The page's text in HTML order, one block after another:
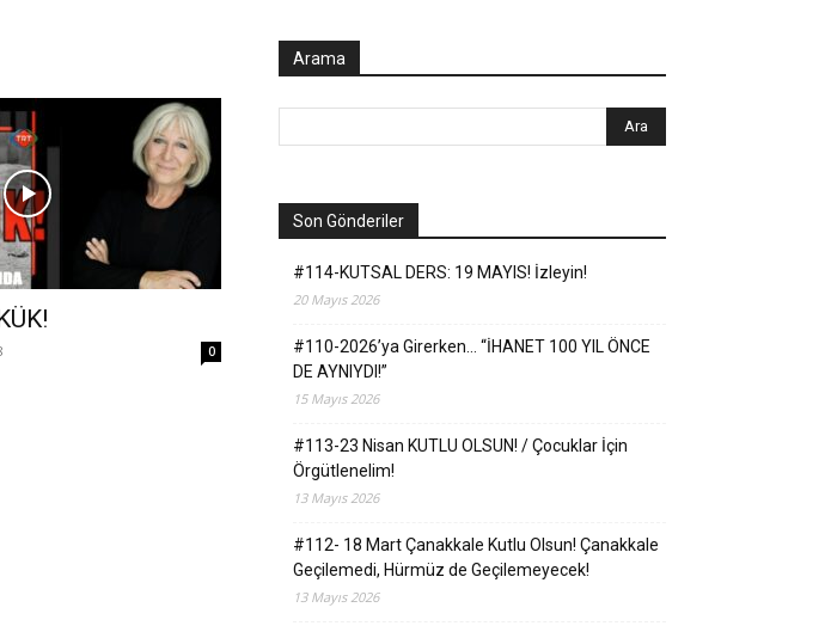
Avar
0
Arama
Son Gönderiler
#114-KUTSAL DERS: 19 MAYIS! İzleyin!
20 Mayıs 2026
#110-2026’ya Girerken… “İHANET 100 YIL ÖNCE
DE AYNIYDI!”
15 Mayıs 2026
#113-23 Nisan KUTLU OLSUN! / Çocuklar İçin
Örgütlenelim!
13 Mayıs 2026
#112- 18 Mart Çanakkale Kutlu Olsun! Çanakkale
Geçilemedi, Hürmüz de Geçilemeyecek!
13 Mayıs 2026